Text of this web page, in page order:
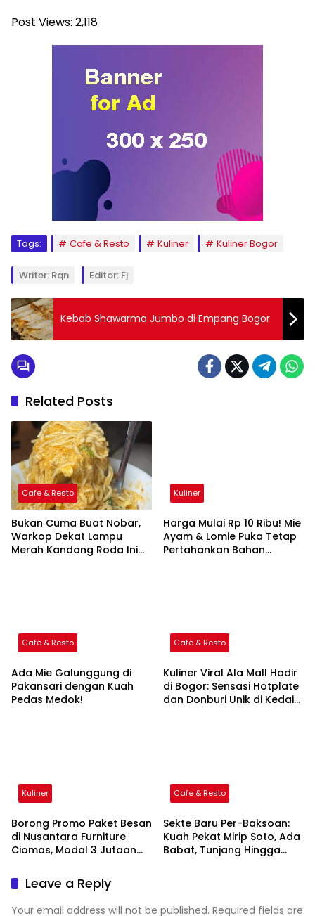
Post Views: 2,118
Tags: Cafe & Resto Kuliner Kuliner Bogor
Writer: Rqn Editor: Fj
Kebab Shawarma Jumbo di Empang Bogor
Related Posts
Cafe & Resto
Bukan Cuma Buat Nobar,
Warkop Dekat Lampu
Merah Kandang Roda Ini
Kuliner
Harga Mulai Rp 10 Ribu! Mie
Ayam & Lomie Puka Tetap
Pertahankan Bahan
Cafe & Resto
Ada Mie Galunggung di
Pakansari dengan Kuah
Pedas Medok!
Cafe & Resto
Kuliner Viral Ala Mall Hadir
di Bogor: Sensasi Hotplate
dan Donburi Unik di Kedai
Kuliner
Borong Promo Paket Besan
di Nusantara Furniture
Ciomas, Modal 3 Jutaan
Cafe & Resto
Sekte Baru Per-Baksoan:
Kuah Pekat Mirip Soto, Ada
Babat, Tunjang Hingga
Leave a Reply
Your email address will not be published. Required fields are